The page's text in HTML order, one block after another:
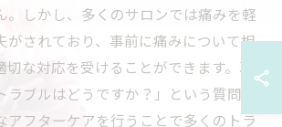
。しかし、多くのサロンでは痛みを軽
がされており、事前に痛みについて相
な対応を受けることができます。次
ラブルはどうですか？」という質問に
アフターケアを行うことで多くのトラ